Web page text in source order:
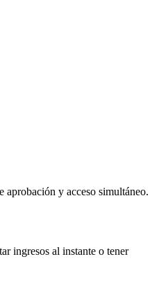
aprobación y acceso simultáneo.
ingresos al instante o tener